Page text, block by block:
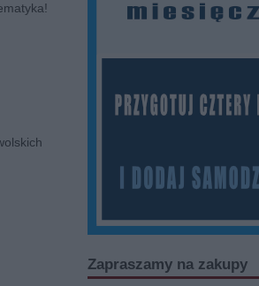
Zapraszamy na zakupy